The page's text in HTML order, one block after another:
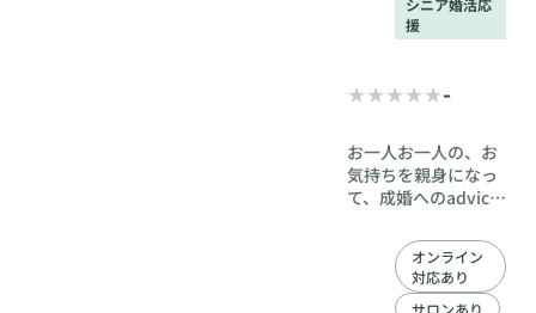
シニア婚活応
援
-
お一人お一人の、お
気持ちを親身になっ
て、成婚へのadvice
経験によりご結婚さ
れたの方々またご紹
介を頂いておりま
オンライン
対応あり
サロンあり